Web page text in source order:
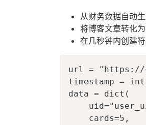
从财务数据自动
将博客文章转化
在几秒钟内创建
url = "https://
timestamp =
data = dict(
    cards=5,